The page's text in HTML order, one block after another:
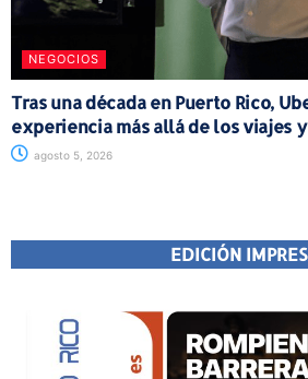
NEGOCIOS
Tras una década en Puerto Rico,
experiencia más allá de los viajes
agosto 5, 2026
EDICIÓN